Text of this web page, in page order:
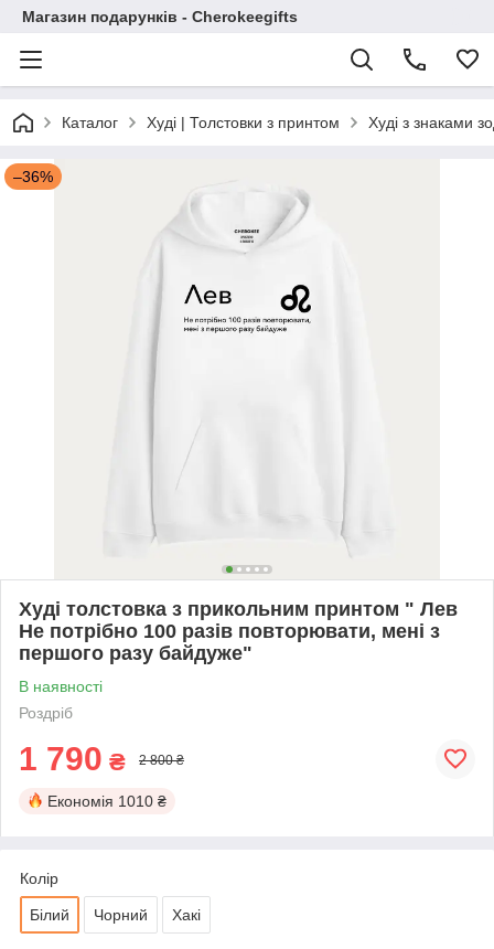
Магазин подарунків - Cherokeegifts
Каталог Худі | Толстовки з принтом Худі з знаками
–36%
Худі толстовка з прикольним принтом " Лев
Не потрібно 100 разів повторювати, мені з
першого разу байдуже"
В наявності
Роздріб
1 790 ₴ 2 800 ₴
Економія 1010 ₴
Колір
Білий Чорний Хакі